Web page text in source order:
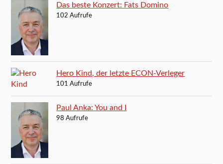
Das beste Konzert: Fats Domino
102 Aufrufe
Hero Kind, der letzte ECON-Verleger
101 Aufrufe
Paul Anka: You and I
98 Aufrufe